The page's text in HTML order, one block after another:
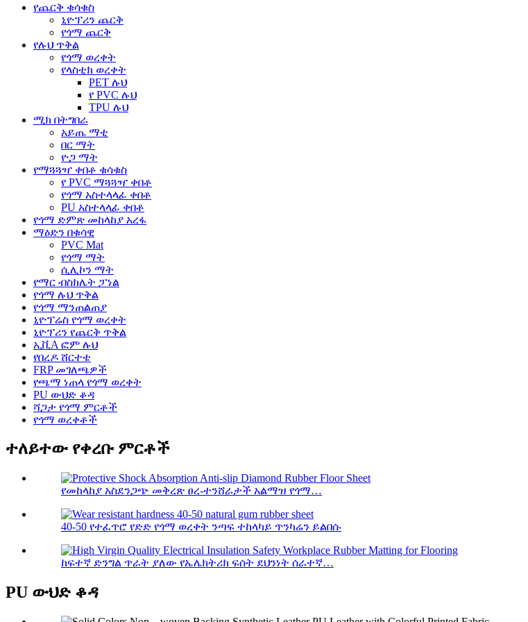
የጨርቅ ቁሳቁስ
ኒዮፕሪን ጨርቅ
የጎማ ጨርቅ
የሉህ ጥቅል
የጎማ ወረቀት
የላስቲክ ወረቀት
PET ሉህ
የ PVC ሉህ
TPU ሉህ
ሚክ በትግበራ
አይጤ ማቲ
በር ማት
ዮጋ ማት
የማጓጓዣ ቀበቶ ቁሳቁስ
የ PVC ማጓጓዣ ቀበቶ
የጎማ አስተላላፊ ቀበቶ
PU አስተላላፊ ቀበቶ
የጎማ ድምጽ መከላከያ አረፋ
ማዕድን በቁሳዊ
PVC Mat
የጎማ ማት
ሲሊኮን ማት
የማር ብስክሌት ፓነል
የጎማ ሉህ ጥቅል
የጎማ ማንጠልጠያ
ኒዮፕሬስ የጎማ ወረቀት
ኒዮፕሪን የጨርቅ ጥቅል
ኢቪA ፎም ሉህ
የበረዶ ሸርተቴ
FRP መገለጫዎች
የጫማ ነጠላ የጎማ ወረቀት
PU ውህድ ቆዳ
ሻጋታ የጎማ ምርቶች
የጎማ ወረቀቶች
ተለይተው የቀረቡ ምርቶች
የመከላከያ አስደንጋጭ መቅረጽ ፀረ-ተንሸራታች አልማዝ የጎማ…
40-50 የተፈጥሮ የድድ የጎማ ወረቀት ንጣፍ ተከላካይ ጥንካሬን ይልበሱ
ከፍተኛ ድንግል ጥራት ያለው የኤሌክትሪክ ፍሰት ደህንነት ሰራተኛ…
PU ውህድ ቆዳ